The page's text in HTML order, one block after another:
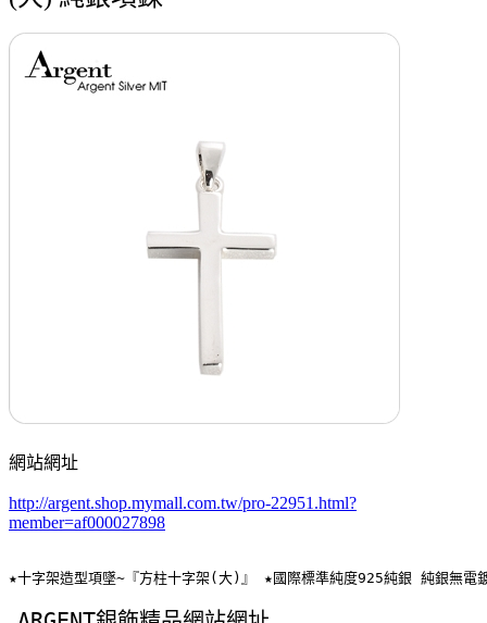
網站網址
http://argent.shop.mymall.com.tw/pro-22951.html?
member=af000027898
★十字架造型項墜~『方柱十字架(大)』 ★國際標準純度925純銀 純銀無